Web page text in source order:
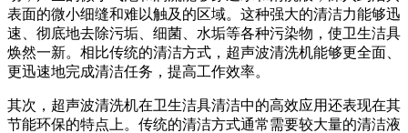
表面的微小细缝和难以触及的区域。这种强大的清洁力能够迅
速、彻底地去除污垢、细菌、水垢等各种污染物，使卫生洁具
焕然一新。相比传统的清洁方式，超声波清洗机能够更全面、
更迅速地完成清洁任务，提高工作效率。
其次，超声波清洗机在卫生洁具清洁中的高效应用还表现在其
节能环保的特点上。传统的清洁方式通常需要较大量的清洁液